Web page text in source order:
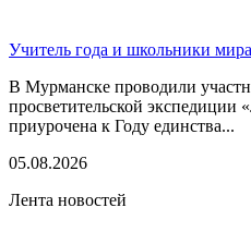
Учитель года и школьники
В Мурманске проводили
просветительской экспедиции
приурочена к Году единства...
05.08.2026
Лента новостей